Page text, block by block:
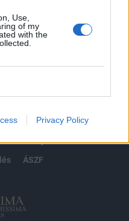
Use,
of my
with the
Privacy Policy
süti beállítások
médiaajánlat
karrier
ÁSZF